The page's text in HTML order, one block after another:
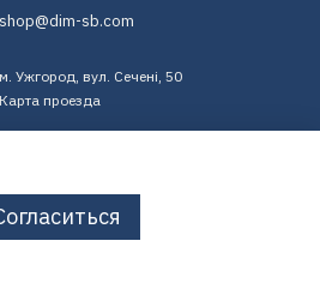
shop@dim-sb.com
м. Ужгород, вул. Сечені, 50
Карта проезда